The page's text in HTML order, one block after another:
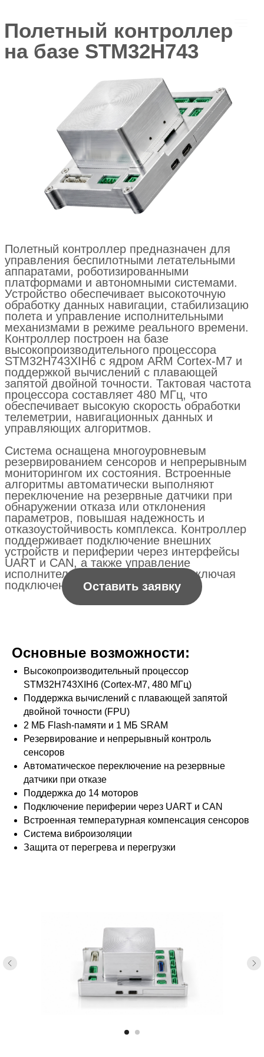
Полетный контроллер
на базе STM32H743
Полетный контроллер предназначен для
управления беспилотными летательными
аппаратами, роботизированными
платформами и автономными системами.
Устройство обеспечивает высокоточную
высокопроизводительного процессора
STM32H743XIH6 с ядром ARM Cortex-M7 и
поддержкой вычислений с плавающей
запятой двойной точности. Тактовая частота
процессора составляет 480 МГц, что
обеспечивает высокую скорость обработки
телеметрии, навигационных данных и
управляющих алгоритмов.
Система оснащена многоуровневым
резервированием сенсоров и непрерывным
мониторингом их состояния. Встроенные
алгоритмы автоматически выполняют
переключение на резервные датчики при
обнаружении отказа или отклонения
параметров, повышая надежность и
отказоустойчивость комплекса. Контроллер
поддерживает подключение внешних
устройств и периферии через интерфейсы
UART и CAN, а также управление
исполнительными механизмами, включая
подключение до 14 моторов.
Оставить заявку
Основные возможности:
Высокопроизводительный процессор
STM32H743XIH6 (Cortex-M7, 480 МГц)
Поддержка вычислений с плавающей запятой
двойной точности (FPU)
2 МБ Flash-памяти и 1 МБ SRAM
Резервирование и непрерывный контроль
сенсоров
Автоматическое переключение на резервные
датчики при отказе
Поддержка до 14 моторов
Подключение периферии через UART и CAN
Встроенная температурная компенсация сенсоров
Система виброизоляции
Защита от перегрева и перегрузки
Вычислительная система
Два резервируемых барометра MS5611
Автоматический мониторинг и переключение сенсоров
Магнитометр (компас)................RM3100
Тройное резервирование
акселерометров и гироскопов:
Процессор......................................STM32H743XIH6